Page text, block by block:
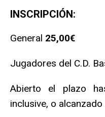
INSCRIPCIÓN:
General 25,00€
Jugadores del C.D.
Abierto el plazo
inclusive, o